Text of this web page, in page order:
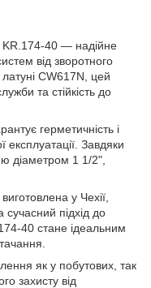
KR.174-40 — надійне
від зворотного
латуні CW617N, цей
та стійкість до
герметичність і
експлуатації. Завдяки
діаметром 1 1/2",
у Чехії,
сучасний підхід до
40 стане ідеальним
як у побутових, так
захисту від